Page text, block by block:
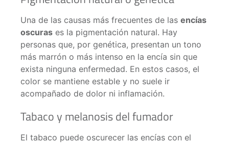
Una de las causas más frecuentes de las encías
oscuras es la pigmentación natural. Hay
personas que, por genética, presentan un tono
más marrón o más intenso en la encía sin que
exista ninguna enfermedad. En estos casos, el
color se mantiene estable y no suele ir
acompañado de dolor ni inflamación.
Tabaco y melanosis del fumador
El tabaco puede oscurecer las encías con el